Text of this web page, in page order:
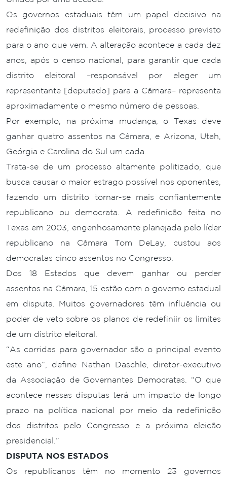
Os governos estaduais têm um papel decisivo na
redefinição dos distritos eleitorais, processo previsto
para o ano que vem. A alteração acontece a cada dez
anos, após o censo nacional, para garantir que cada
distrito eleitoral –responsável por eleger um
representante [deputado] para a Câmara– representa
aproximadamente o mesmo número de pessoas.
Por exemplo, na próxima mudança, o Texas deve
ganhar quatro assentos na Câmara, e Arizona, Utah,
Geórgia e Carolina do Sul um cada.
Trata-se de um processo altamente politizado, que
busca causar o maior estrago possível nos oponentes,
fazendo um distrito tornar-se mais confiantemente
republicano ou democrata. A redefinição feita no
Texas em 2003, engenhosamente planejada pelo líder
republicano na Câmara Tom DeLay, custou aos
democratas cinco assentos no Congresso.
Dos 18 Estados que devem ganhar ou perder
assentos na Câmara, 15 estão com o governo estadual
em disputa. Muitos governadores têm influência ou
poder de veto sobre os planos de redefiniir os limites
de um distrito eleitoral.
“As corridas para governador são o principal evento
este ano”, define Nathan Daschle, diretor-executivo
da Associação de Governantes Democratas. “O que
acontece nessas disputas terá um impacto de longo
prazo na política nacional por meio da redefinição
dos distritos pelo Congresso e a próxima eleição
presidencial.”
DISPUTA NOS ESTADOS
Os republicanos têm no momento 23 governos